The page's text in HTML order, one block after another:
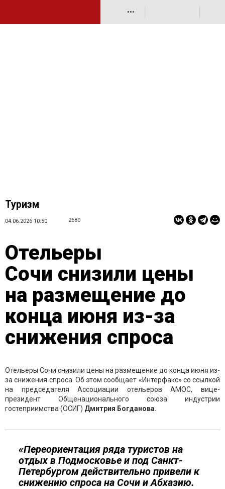
•••
Туризм
04.06.2026 10:50 2680
Отельеры
Сочи снизили цены
на размещение до
конца июня из-за
снижения спроса
Отельеры Сочи снизили цены на размещение до конца июня из-
за снижения спроса. Об этом сообщает «Интерфакс» со ссылкой
на председателя Ассоциации отельеров АМОС, вице-
президент Общенационального союза индустрии
гостеприимства (ОСИГ) Дмитрия Богданова.
«Переориентация ряда туристов на
отдых в Подмосковье и под Санкт-
Петербургом действительно привели к
снижению спроса на Сочи и Абхазию.